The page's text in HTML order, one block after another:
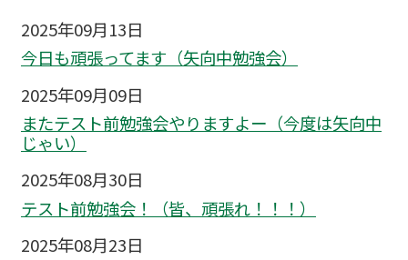
2025年09月13日
今日も頑張ってます（矢向中勉強会）
2025年09月09日
またテスト前勉強会やりますよー（今度は矢向中
じゃい）
2025年08月30日
テスト前勉強会！（皆、頑張れ！！！）
2025年08月23日